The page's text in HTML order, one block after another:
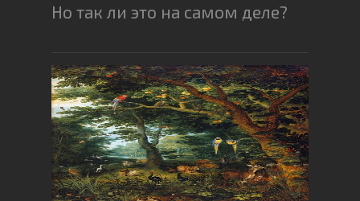
Но так ли это на самом деле?